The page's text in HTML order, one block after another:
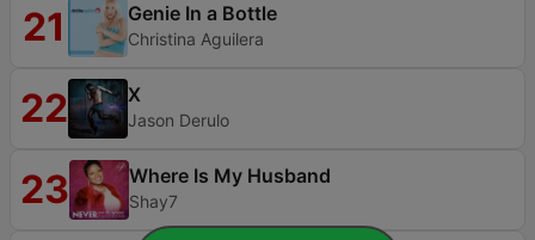
21 Genie In a Bottle
Christina Aguilera
22 X
Jason Derulo
23 Where Is My Husband
Shay7